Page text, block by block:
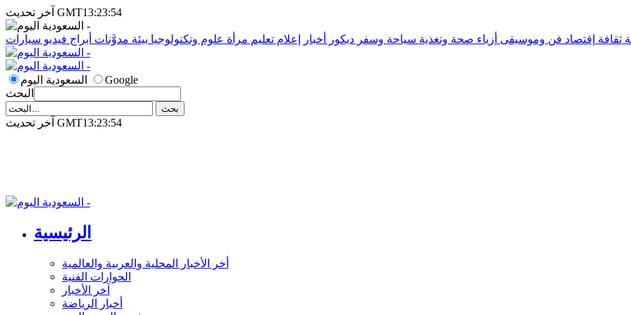
آخر تحديث GMT13:23:54
ثقافة إقتصاد فن وموسيقى أزياء صحة وتغذية سياحة وسفر ديكور أخبار إعلام تعليم مرأة علوم وتكنولوجيا بيئة مدوَّنات أبراج فيديو سيارات
السعودية اليوم
Google
البحث
آخر تحديث GMT13:23:54
الرئيسية
أخر الأخبار المحلية والعربية والعالمية
الحوارات الفنية
آخر الأخبار
أخبار الرياضة